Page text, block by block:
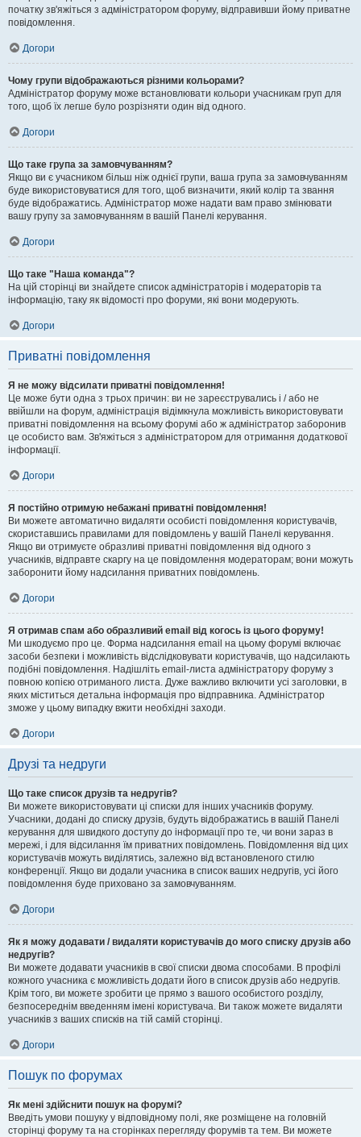
початку зв'яжіться з адміністратором форуму, відправивши йому приватне
повідомлення.
Догори
Чому групи відображаються різними кольорами?
Адміністратор форуму може встановлювати кольори учасникам груп для
того, щоб їх легше було розрізняти один від одного.
Догори
Що таке група за замовчуванням?
Якщо ви є учасником більш ніж однієї групи, ваша група за замовчуванням
буде використовуватися для того, щоб визначити, який колір та звання
буде відображатись. Адміністратор може надати вам право змінювати
вашу групу за замовчуванням в вашій Панелі керування.
Догори
Що таке "Наша команда"?
На цій сторінці ви знайдете список адміністраторів і модераторів та
інформацію, таку як відомості про форуми, які вони модерують.
Догори
Приватні повідомлення
Я не можу відсилати приватні повідомлення!
Це може бути одна з трьох причин: ви не зареєструвались і / або не
ввійшли на форум, адміністрація відімкнула можливість використовувати
приватні повідомлення на всьому форумі або ж адміністратор заборонив
це особисто вам. Зв'яжіться з адміністратором для отримання додаткової
інформації.
Догори
Я постійно отримую небажані приватні повідомлення!
Ви можете автоматично видаляти особисті повідомлення користувачів,
скориставшись правилами для повідомлень у вашій Панелі керування.
Якщо ви отримуєте образливі приватні повідомлення від одного з
учасників, відправте скаргу на це повідомлення модераторам; вони можуть
заборонити йому надсилання приватних повідомлень.
Догори
Я отримав спам або образливий email від когось із цього форуму!
Ми шкодуємо про це. Форма надсилання email на цьому форумі включає
засоби безпеки і можливість відслідковувати користувачів, що надсилають
подібні повідомлення. Надішліть email-листа адміністратору форуму з
повною копією отриманого листа. Дуже важливо включити усі заголовки, в
яких міститься детальна інформація про відправника. Адміністратор
зможе у цьому випадку вжити необхідні заходи.
Догори
Друзі та недруги
Що таке список друзів та недругів?
Ви можете використовувати ці списки для інших учасників форуму.
Учасники, додані до списку друзів, будуть відображатись в вашій Панелі
керування для швидкого доступу до інформації про те, чи вони зараз в
мережі, і для відсилання їм приватних повідомлень. Повідомлення від цих
користувачів можуть виділятись, залежно від встановленого стилю
конференції. Якщо ви додали учасника в список ваших недругів, усі його
повідомлення буде приховано за замовчуванням.
Догори
Як я можу додавати / видаляти користувачів до мого списку друзів або
недругів?
Ви можете додавати учасників в свої списки двома способами. В профілі
кожного учасника є можливість додати його в список друзів або недругів.
Крім того, ви можете зробити це прямо з вашого особистого розділу,
безпосереднім введенням імені користувача. Ви також можете видаляти
учасників з ваших списків на тій самій сторінці.
Догори
Пошук по форумах
Як мені здійснити пошук на форумі?
Введіть умови пошуку у відповідному полі, яке розміщене на головній
сторінці форуму та на сторінках перегляду форумів та тем. Ви можете